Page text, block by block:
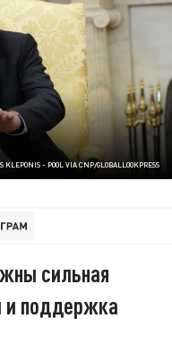
KLEPONIS - POOL VIA CNP/GLOBALLOOKPRESS
сильная
и поддержка